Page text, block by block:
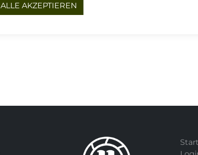
ALLE AKZEPTIEREN